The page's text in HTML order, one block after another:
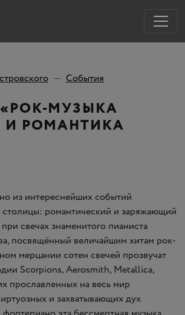
События
МУЗЫКА
И РОМАНТИКА
из интереснейших событий
столицы: романтический и заряжающий
свечах знаменитого пианиста
посвящённый величайшим хитам рок-
мерцании сотен свечей прозвучат
Scorpions, Aerosmith, Metallica,
прославленных на весь мир
и захватывающих дух